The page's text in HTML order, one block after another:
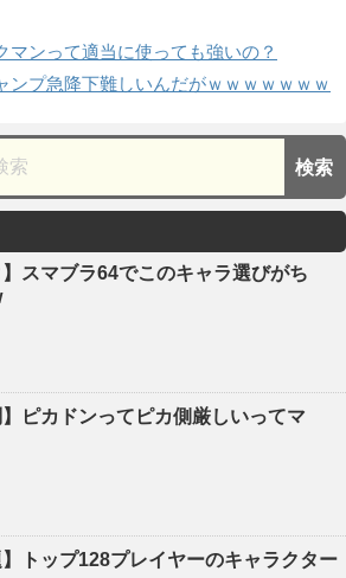
マンって適当に使っても強いの？
ンプ急降下難しいんだがｗｗｗｗｗｗｗ
】スマブラ64でこのキャラ選びがち
】ピカドンってピカ側厳しいってマ
】トップ128プレイヤーのキャラクター